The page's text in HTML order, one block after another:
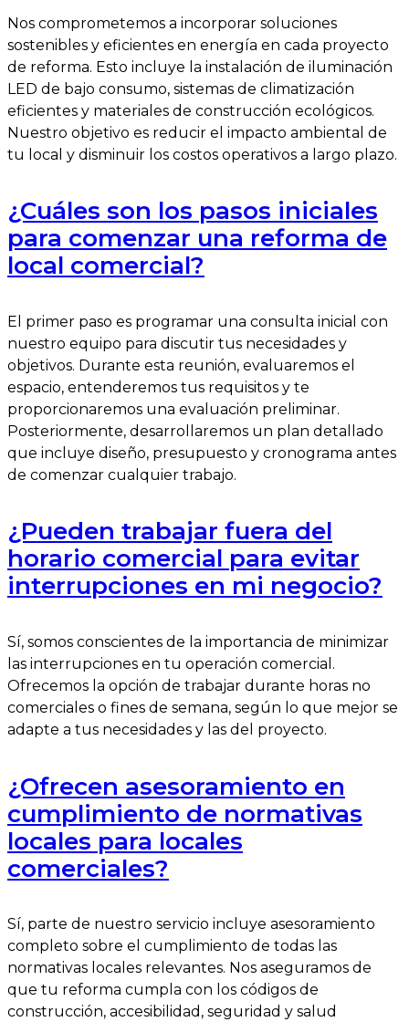
Nos comprometemos a incorporar soluciones
sostenibles y eficientes en energía en cada proyecto
de reforma. Esto incluye la instalación de iluminación
LED de bajo consumo, sistemas de climatización
eficientes y materiales de construcción ecológicos.
Nuestro objetivo es reducir el impacto ambiental de
tu local y disminuir los costos operativos a largo plazo.
¿Cuáles son los pasos iniciales
para comenzar una reforma de
local comercial?
El primer paso es programar una consulta inicial con
nuestro equipo para discutir tus necesidades y
objetivos. Durante esta reunión, evaluaremos el
espacio, entenderemos tus requisitos y te
proporcionaremos una evaluación preliminar.
Posteriormente, desarrollaremos un plan detallado
que incluye diseño, presupuesto y cronograma antes
de comenzar cualquier trabajo.
¿Pueden trabajar fuera del
horario comercial para evitar
interrupciones en mi negocio?
Sí, somos conscientes de la importancia de minimizar
las interrupciones en tu operación comercial.
Ofrecemos la opción de trabajar durante horas no
comerciales o fines de semana, según lo que mejor se
adapte a tus necesidades y las del proyecto.
¿Ofrecen asesoramiento en
cumplimiento de normativas
locales para locales
comerciales?
Sí, parte de nuestro servicio incluye asesoramiento
completo sobre el cumplimiento de todas las
normativas locales relevantes. Nos aseguramos de
que tu reforma cumpla con los códigos de
construcción, accesibilidad, seguridad y salud